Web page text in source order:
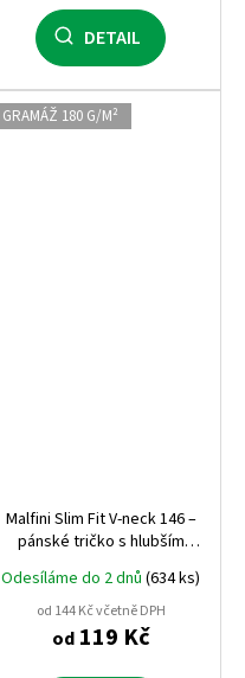
DETAIL
GRAMÁŽ 180 G/M²
Malfini Slim Fit V‑neck 146 –
pánské tričko s hlubším
100% bavlna, silikonová
úprava
Odesíláme do 2 dnů (634 ks)
od 144 Kč včetně DPH
od119 Kč